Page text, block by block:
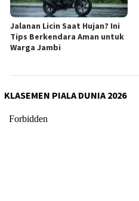
Jalanan Licin Saat Hujan? Ini
Tips Berkendara Aman untuk
Warga Jambi
KLASEMEN PIALA DUNIA 2026